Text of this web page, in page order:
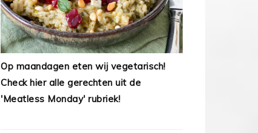
Op maandagen eten wij vegetarisch!
Check hier alle gerechten uit de
'Meatless Monday' rubriek!